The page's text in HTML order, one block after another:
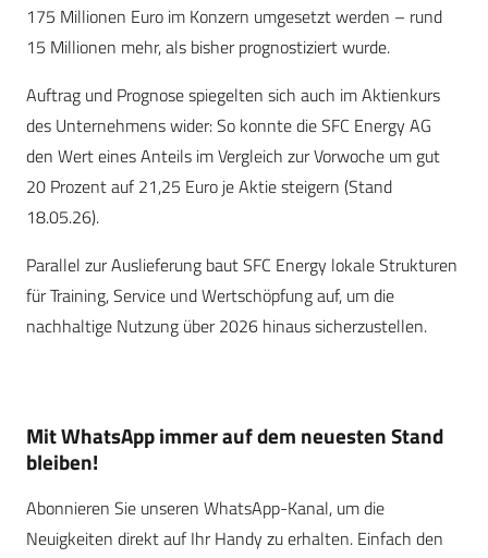
175 Millionen Euro im Konzern umgesetzt werden – rund
15 Millionen mehr, als bisher prognostiziert wurde.
Auftrag und Prognose spiegelten sich auch im Aktienkurs
des Unternehmens wider: So konnte die SFC Energy AG
den Wert eines Anteils im Vergleich zur Vorwoche um gut
20 Prozent auf 21,25 Euro je Aktie steigern (Stand
18.05.26).
Parallel zur Auslieferung baut SFC Energy lokale Strukturen
für Training, Service und Wertschöpfung auf, um die
nachhaltige Nutzung über 2026 hinaus sicherzustellen.
Mit WhatsApp immer auf dem neuesten Stand
bleiben!
Abonnieren Sie unseren WhatsApp-Kanal, um die
Neuigkeiten direkt auf Ihr Handy zu erhalten. Einfach den